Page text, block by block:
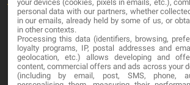
Blog
Contact
LEGAL
your devices (cookies, pixels in emails, etc.),
personal data with our partners, whether
in our emails, already held by some of us, or
in other contexts.
Processing this data (identifiers, browsing,
loyalty programs, IP, postal addresses and
geolocation, etc.) allows developing and
content, commercial offers and ads across your
(including by email, post, SMS, phone,